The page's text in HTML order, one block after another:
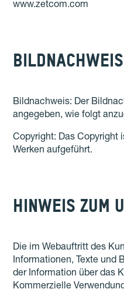
www.zetcom.com
Bildnachweis: Der
angegeben, wie folgt
Copyright: Das Copyright
Werken aufgeführt.
HINWEIS ZUM
Die im Webauftritt des
Informationen, Texte und
der Information über das
Kommerzielle